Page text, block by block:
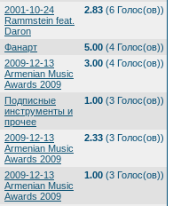
2001-10-24
Rammstein feat.
Daron
2.83 (6 Голос(ов))
Фанарт 5.00 (4 Голос(ов))
2009-12-13
Armenian Music
Awards 2009
3.00 (4 Голос(ов))
Подписные
инструменты и
прочее
1.00 (3 Голос(ов))
2009-12-13
Armenian Music
Awards 2009
2.33 (3 Голос(ов))
2009-12-13
Armenian Music
Awards 2009
1.00 (3 Голос(ов))